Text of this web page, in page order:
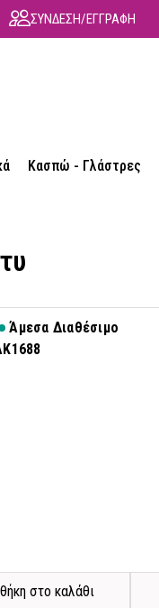
ΣΥΝΔΕΣΗ/ΕΓΓΡΑΦΗ
Κασπώ - Γλάστρες
Άμεσα Διαθέσιμο
στο καλάθι